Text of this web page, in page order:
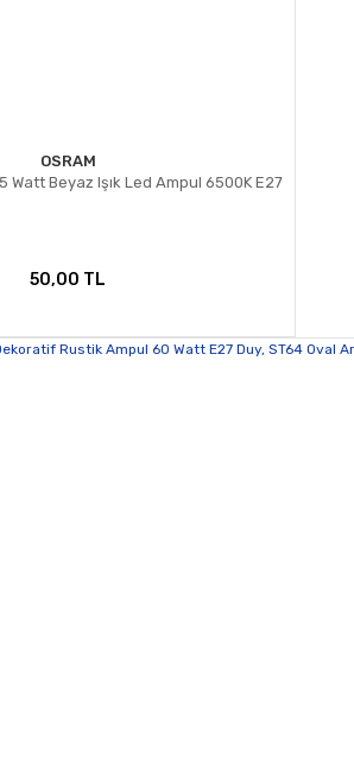
OSRAM
Watt Beyaz Işık Led Ampul 6500K E27
50,00 TL